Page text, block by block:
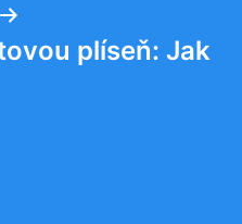
plíseň: Jak